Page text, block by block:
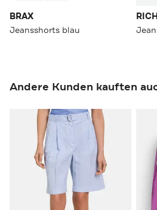
BRAX
Jeansshorts blau
Andere Kunden kauften